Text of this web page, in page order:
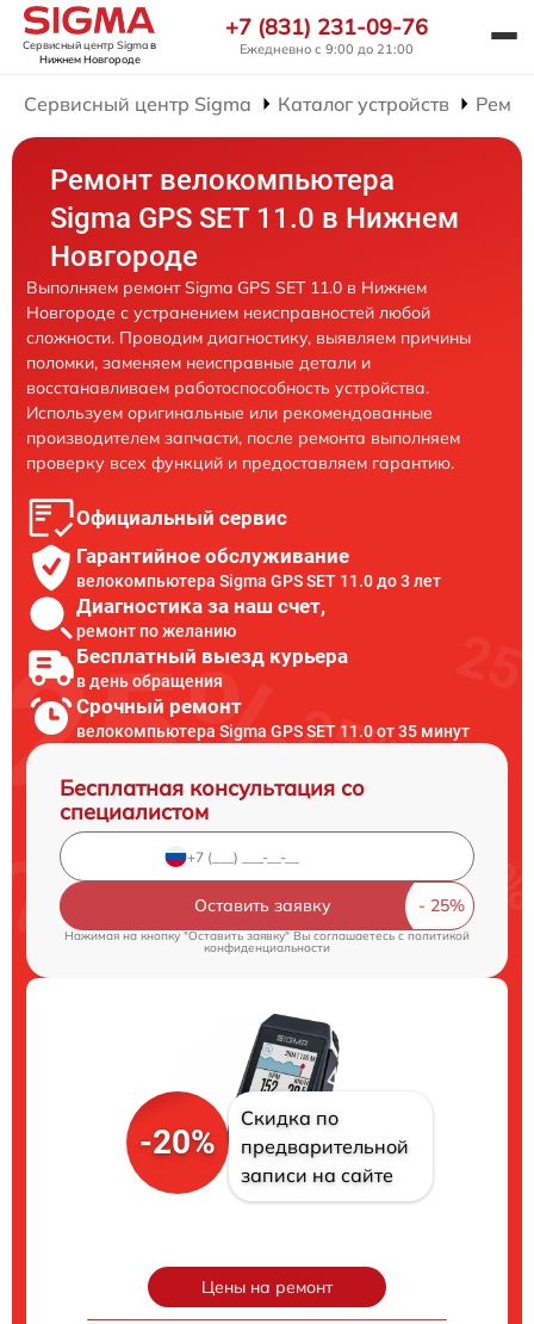
Сервисный центр Sigmaв
Нижнем Новгороде
+7 (831) 231-09-76
Ежедневно с 9:00 до 21:00
Сервисный центр Sigma Каталог устройств
Ремонт велокомпьютера
Sigma GPS SET 11.0 в Нижнем
Новгороде
Выполняем ремонт Sigma GPS SET 11.0 в Нижнем
Новгороде с устранением неисправностей любой
сложности. Проводим диагностику, выявляем причины
поломки, заменяем неисправные детали и
восстанавливаем работоспособность устройства.
Используем оригинальные или рекомендованные
производителем запчасти, после ремонта выполняем
проверку всех функций и предоставляем гарантию.
Официальный сервис
Гарантийное обслуживание
велокомпьютера Sigma GPS SET 11.0 до 3 лет
Диагностика за наш счет,
ремонт по желанию
Бесплатный выезд курьера
в день обращения
Срочный ремонт
велокомпьютера Sigma GPS SET 11.0 от 35 минут
Бесплатная консультация со
специалистом
Оставить заявку
Нажимая на кнопку "Оставить заявку" Вы соглашаетесь c политикой
конфиденциальности
-20%
Скидка по
предварительной
записи на сайте
Цены на ремонт